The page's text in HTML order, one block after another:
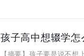
孩子高中想辍学怎
【摘要】孩子要是说不